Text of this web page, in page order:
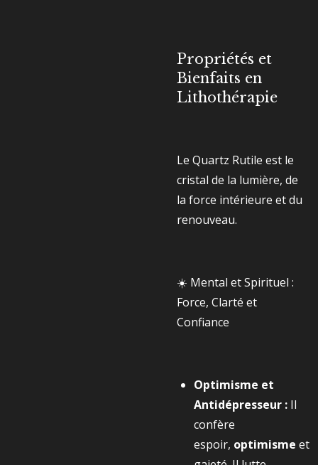
Propriétés et
Bienfaits en
Lithothérapie
Le Quartz Rutile est le
cristal de la lumière, de
la force intérieure et du
renouveau.
☀️ Mental et Spirituel :
Force, Clarté et
Confiance
Optimisme et
Antidépresseur : Il
confère
espoir, optimisme et